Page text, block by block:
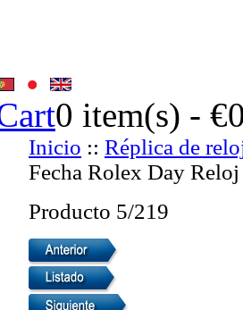
0 item(s) -
Inicio :: Réplica de
Fecha Rolex Day
Producto 5/219